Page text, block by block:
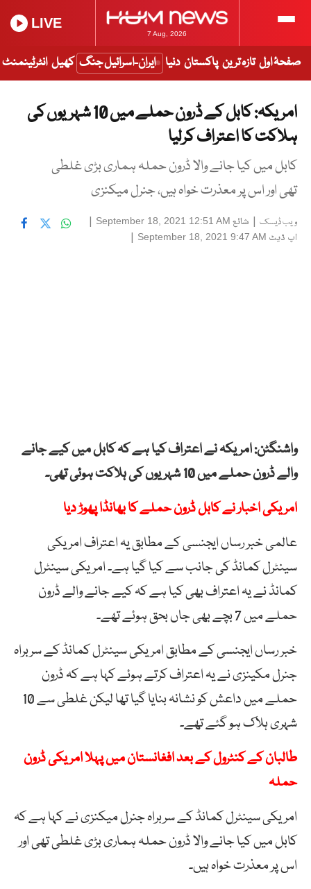
7 Aug, 2026
LIVE
صفحۂ اول تازہ ترین پاکستان دنیا ایران-اسرائیل جنگ کھیل انٹرٹینمنٹ
امریکہ: کابل کے ڈرون حملے میں 10 شہریوں کی
ہلاکت کا اعتراف کرلیا
کابل میں کیا جانے والا ڈرون حملہ ہماری بڑی غلطی
تھی اور اس پر معذرت خواہ ہیں، جنرل میکنزی
ویب ڈیسک | شائع September 18, 2021 12:51 AM
|
اپ ڈیٹ September 18, 2021 9:47 AM
|
واشنگٹن: امریکہ نے اعتراف کیا ہے کہ کابل میں کیے جانے
والے ڈرون حملے میں 10 شہریوں کی ہلاکت ہوئی تھی۔
امریکی اخبار نے کابل ڈرون حملے کا بھانڈا پھوڑ دیا
عالمی خبر رساں ایجنسی کے مطابق یہ اعتراف امریکی
سینٹرل کمانڈ کی جانب سے کیا گیا ہے۔ امریکی سینٹرل
کمانڈ نے یہ اعتراف بھی کیا ہے کہ کیے جانے والے ڈرون
حملے میں 7 بچے بھی جاں بحق ہوئے تھے۔
خبر رساں ایجنسی کے مطابق امریکی سینٹرل کمانڈ کے سربراہ
جنرل مکینزی نے یہ اعتراف کرتے ہوئے کہا ہے کہ ڈرون
حملے میں داعش کو نشانہ بنایا گیا تھا لیکن غلطی سے 10
شہری ہلاک ہو گئے تھے۔
طالبان کے کنٹرول کے بعد افغانستان میں پہلا امریکی ڈرون
حملہ
امریکی سینٹرل کمانڈ کے سربراہ جنرل میکنزی نے کہا ہے کہ
کابل میں کیا جانے والا ڈرون حملہ ہماری بڑی غلطی تھی اور
اس پر معذرت خواہ ہیں۔